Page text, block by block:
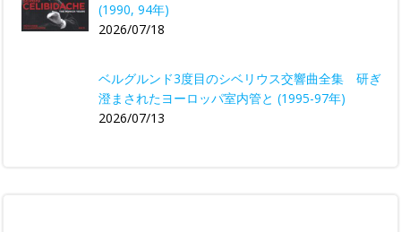
(1990, 94年)
2026/07/18
ベルグルンド3度目のシベリウス交響曲全集 研ぎ
澄まされたヨーロッパ室内管と (1995-97年)
2026/07/13